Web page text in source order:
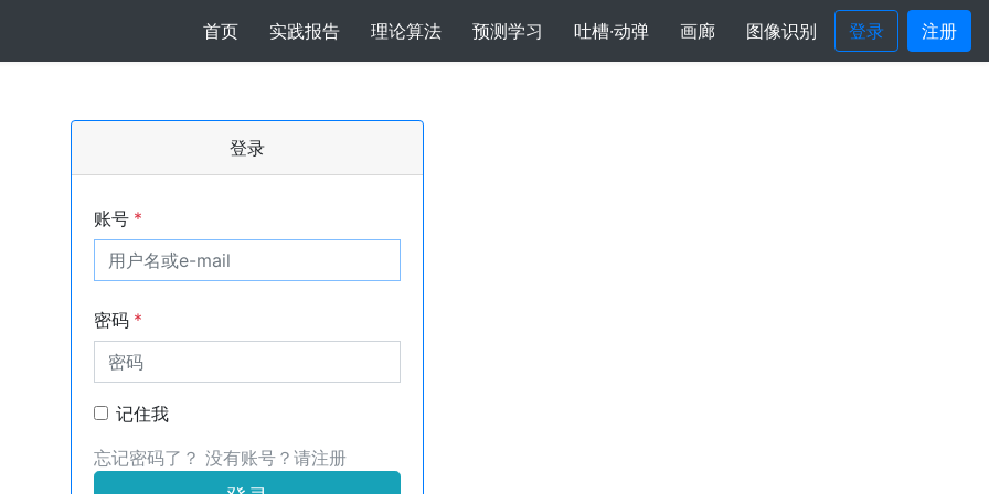
首页(current)
实践报告 理论算法 预测学习 吐槽·动弹 画廊 图像识别 登录 注册
登录
账号 *
密码 *
记住我
忘记密码了？ 没有账号？请注册